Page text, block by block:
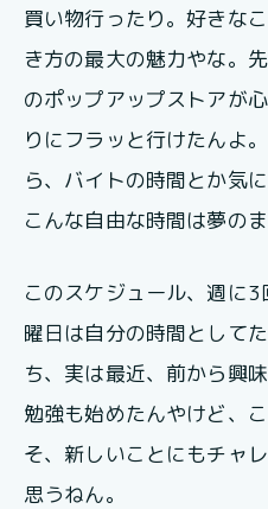
買い物行ったり。好きな
き方の最大の魅力やな。
のポップアップストアが
りにフラッと行けたんよ
ら、バイトの時間とか気
こんな自由な時間は夢の
このスケジュール、週に
曜日は自分の時間として
ち、実は最近、前から興
勉強も始めたんやけど、
そ、新しいことにもチャ
思うねん。